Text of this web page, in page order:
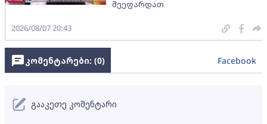
შეეფარდათ
2026/08/07 20:43
კომენტარები: (0) Facebook
გააკეთე კომენტარი